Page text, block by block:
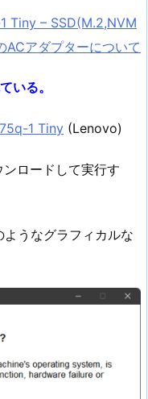
Tiny – SSD(M.2,NVM
アダプターについて
いる。
1 Tiny (Lenovo)
ロードして実行す
うなグラフィカルな